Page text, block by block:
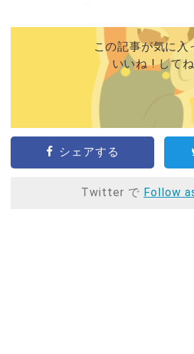
この記事が気に入
いいね ! してね
シェアする
Twitter で Follow